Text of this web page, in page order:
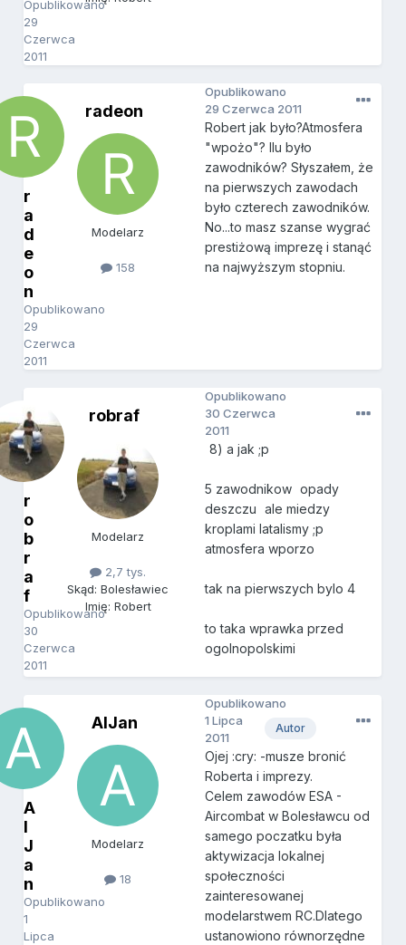
Opublikowano
29
Czerwca
2011
r
a
d
e
o
n
Opublikowano
29
Czerwca
2011
radeon
Modelarz
158
Opublikowano
29 Czerwca 2011
Robert jak było?Atmosfera
"wpożo"? Ilu było
zawodników? Słyszałem, że
na pierwszych zawodach
było czterech zawodników.
No...to masz szanse wygrać
prestiżową imprezę i stanąć
na najwyższym stopniu.
r
o
b
r
a
f
Opublikowano
30
Czerwca
2011
robraf
Modelarz
2,7 tys.
Skąd: Bolesławiec
Imię: Robert
Opublikowano
30 Czerwca
2011
8) a jak ;p
5 zawodnikow opady
deszczu ale miedzy
kroplami latalismy ;p
atmosfera wporzo
tak na pierwszych bylo 4
to taka wprawka przed
ogolnopolskimi
A
l
J
a
n
Opublikowano
1
Lipca
AlJan
Modelarz
18
Autor
Opublikowano
1 Lipca
2011
Ojej :cry: -musze bronić
Roberta i imprezy.
Celem zawodów ESA -
Aircombat w Bolesławcu od
samego poczatku była
aktywizacja lokalnej
społeczności
zainteresowanej
modelarstwem RC.Dlatego
ustanowiono równorzędne